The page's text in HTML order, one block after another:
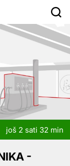
još 2 sati 32 min
-